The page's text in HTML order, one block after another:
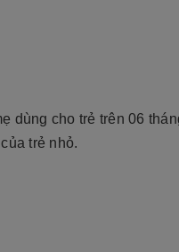
dùng cho trẻ trên 06
trẻ nhỏ.